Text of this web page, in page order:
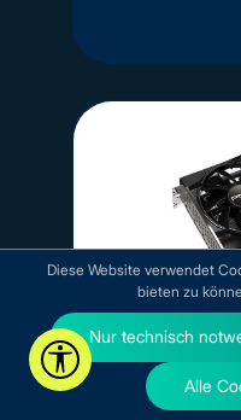
PNY Technologies
PNY
Werkzeugleiste
Diese Website verwendet
bieten zu
Nur technisch
Alle